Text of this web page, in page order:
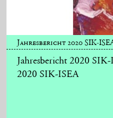
Jahresbericht 2020 SIK-
Jahresbericht 2020
2020 SIK-ISEA